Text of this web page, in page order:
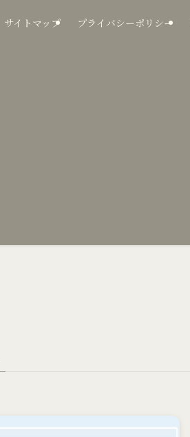
サイトマップ プライバシーポリシー